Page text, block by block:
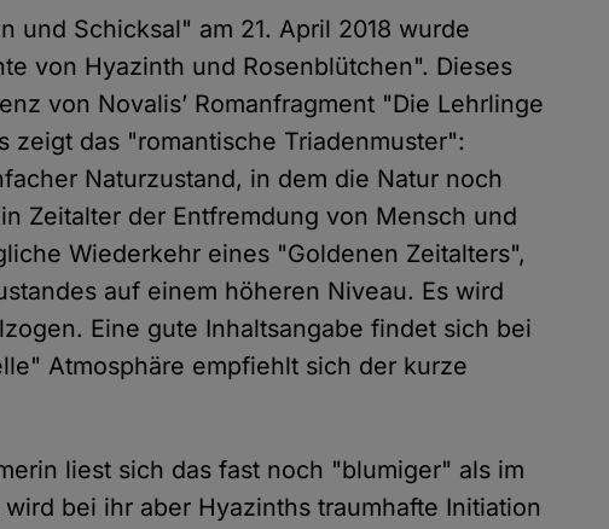
und Schicksal" am 21. April 2018 wurde
von Hyazinth und Rosenblütchen". Dieses
von Novalis’ Romanfragment "Die Lehrlinge
zeigt das "romantische Triadenmuster":
Naturzustand, in dem die Natur noch
Zeitalter der Entfremdung von Mensch und
Wiederkehr eines "Goldenen Zeitalters",
auf einem höheren Niveau. Es wird
Eine gute Inhaltsangabe findet sich bei
Atmosphäre empfiehlt sich der kurze
liest sich das fast noch "blumiger" als im
bei ihr aber Hyazinths traumhafte Initiation